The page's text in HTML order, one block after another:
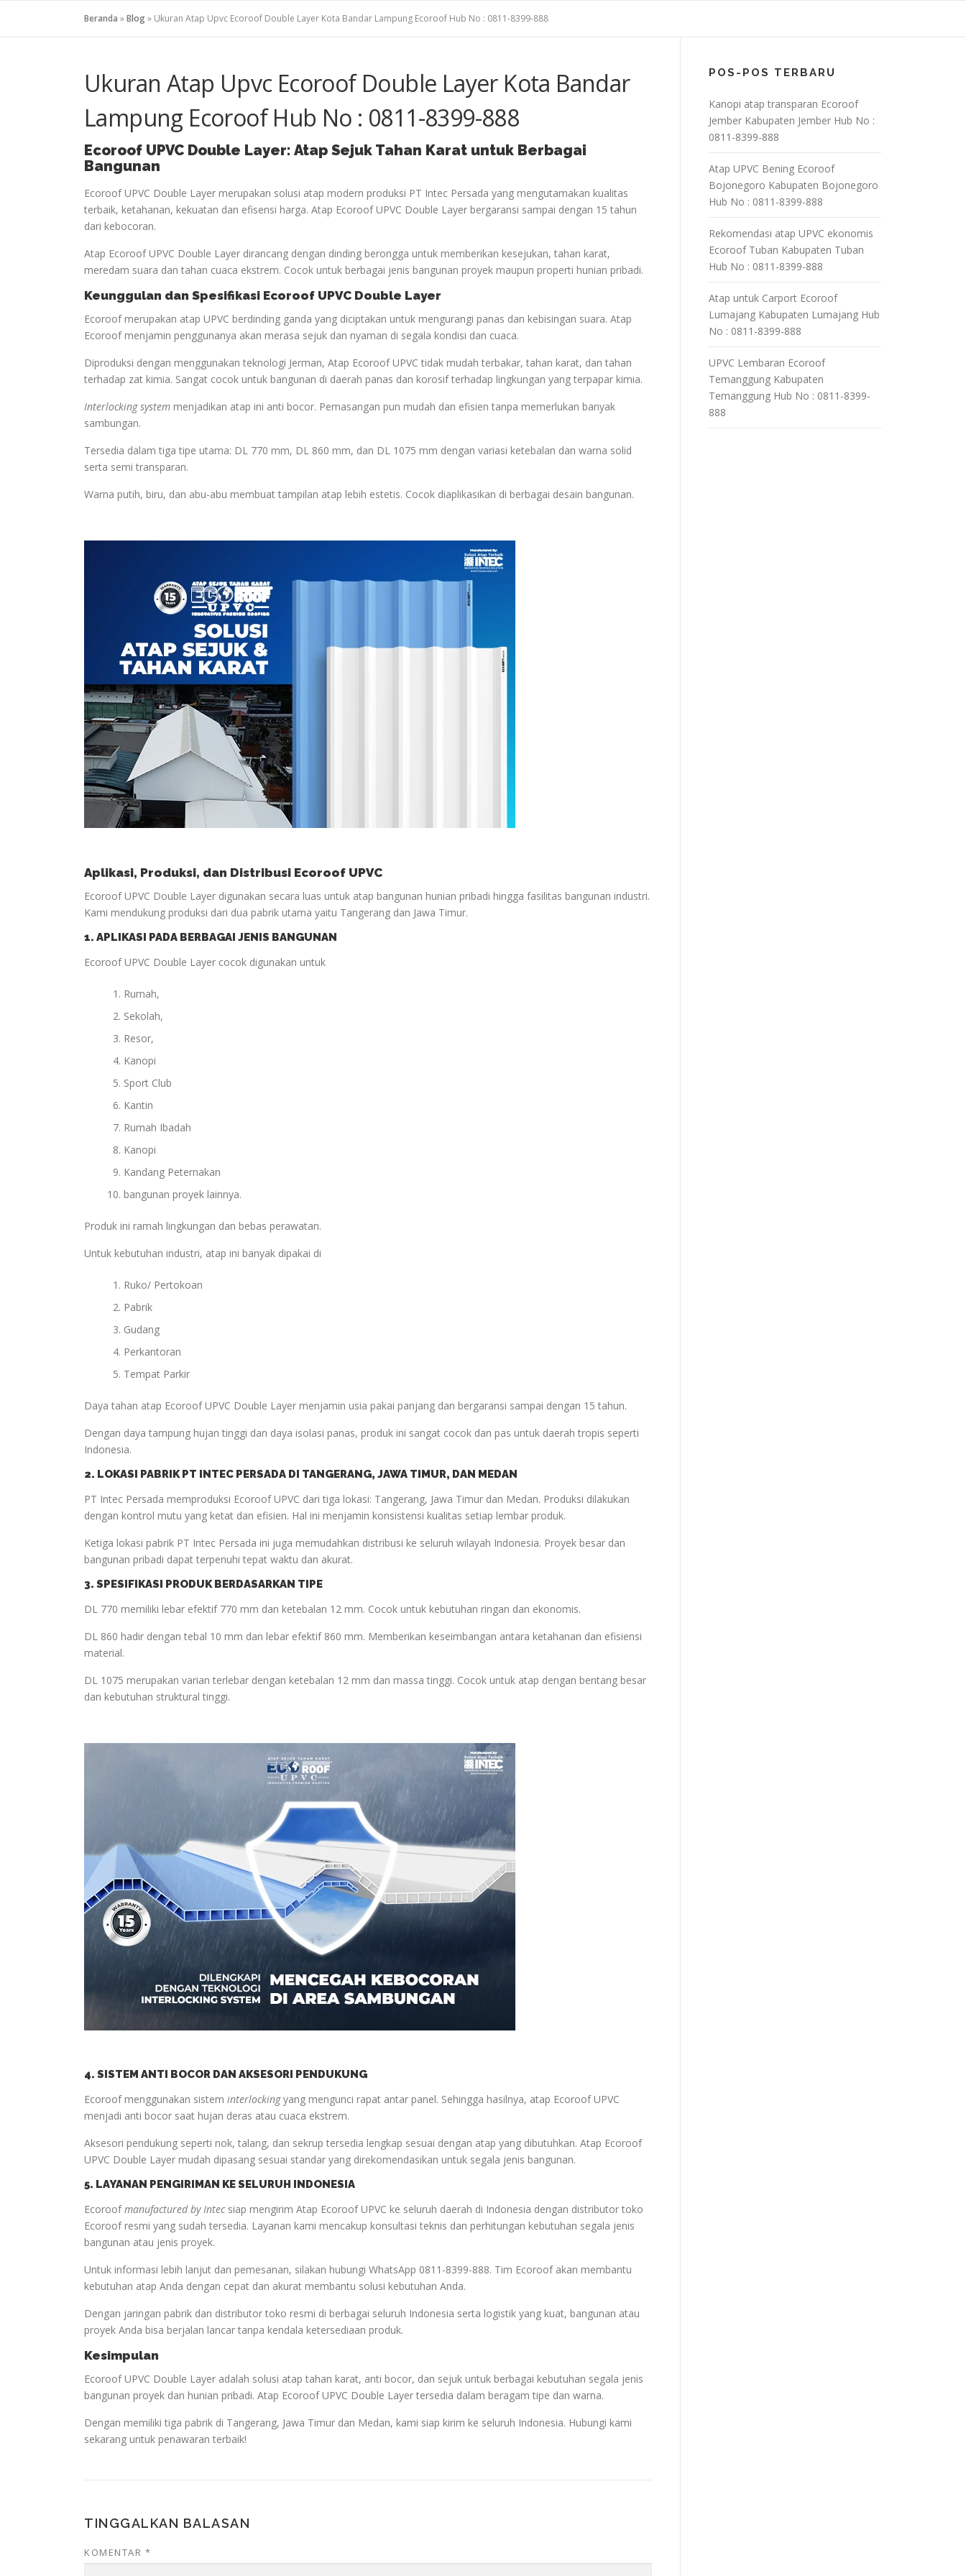
Beranda »Blog» Ukuran Atap Upvc Ecoroof Double Layer Kota Bandar Lampung Ecoroof Hub No : 0811-8399-888
Ukuran Atap Upvc Ecoroof Double Layer Kota Bandar
Lampung Ecoroof Hub No : 0811-8399-888
Ecoroof UPVC Double Layer: Atap Sejuk Tahan Karat untuk Berbagai
Bangunan
Ecoroof UPVC Double Layer merupakan solusi atap modern produksi PT Intec Persada yang mengutamakan kualitas
terbaik, ketahanan, kekuatan dan efisensi harga. Atap Ecoroof UPVC Double Layer bergaransi sampai dengan 15 tahun
dari kebocoran.
Atap Ecoroof UPVC Double Layer dirancang dengan dinding berongga untuk memberikan kesejukan, tahan karat,
meredam suara dan tahan cuaca ekstrem. Cocok untuk berbagai jenis bangunan proyek maupun properti hunian pribadi.
Keunggulan dan Spesifikasi Ecoroof UPVC Double Layer
Ecoroof merupakan atap UPVC berdinding ganda yang diciptakan untuk mengurangi panas dan kebisingan suara. Atap
Ecoroof menjamin penggunanya akan merasa sejuk dan nyaman di segala kondisi dan cuaca.
Diproduksi dengan menggunakan teknologi Jerman, Atap Ecoroof UPVC tidak mudah terbakar, tahan karat, dan tahan
terhadap zat kimia. Sangat cocok untuk bangunan di daerah panas dan korosif terhadap lingkungan yang terpapar kimia.
Interlocking system menjadikan atap ini anti bocor. Pemasangan pun mudah dan efisien tanpa memerlukan banyak
sambungan.
Tersedia dalam tiga tipe utama: DL 770 mm, DL 860 mm, dan DL 1075 mm dengan variasi ketebalan dan warna solid
serta semi transparan.
Warna putih, biru, dan abu-abu membuat tampilan atap lebih estetis. Cocok diaplikasikan di berbagai desain bangunan.
Aplikasi, Produksi, dan Distribusi Ecoroof UPVC
Ecoroof UPVC Double Layer digunakan secara luas untuk atap bangunan hunian pribadi hingga fasilitas bangunan industri.
Kami mendukung produksi dari dua pabrik utama yaitu Tangerang dan Jawa Timur.
1. APLIKASI PADA BERBAGAI JENIS BANGUNAN
Ecoroof UPVC Double Layer cocok digunakan untuk
Rumah,
Sekolah,
Resor,
Kanopi
Sport Club
Kantin
Rumah Ibadah
Kanopi
Kandang Peternakan
bangunan proyek lainnya.
Produk ini ramah lingkungan dan bebas perawatan.
Untuk kebutuhan industri, atap ini banyak dipakai di
Ruko/ Pertokoan
Pabrik
Gudang
Perkantoran
Tempat Parkir
Daya tahan atap Ecoroof UPVC Double Layer menjamin usia pakai panjang dan bergaransi sampai dengan 15 tahun.
Dengan daya tampung hujan tinggi dan daya isolasi panas, produk ini sangat cocok dan pas untuk daerah tropis seperti
Indonesia.
2. LOKASI PABRIK PT INTEC PERSADA DI TANGERANG, JAWA TIMUR, DAN MEDAN
PT Intec Persada memproduksi Ecoroof UPVC dari tiga lokasi: Tangerang, Jawa Timur dan Medan. Produksi dilakukan
dengan kontrol mutu yang ketat dan efisien. Hal ini menjamin konsistensi kualitas setiap lembar produk.
Ketiga lokasi pabrik PT Intec Persada ini juga memudahkan distribusi ke seluruh wilayah Indonesia. Proyek besar dan
bangunan pribadi dapat terpenuhi tepat waktu dan akurat.
3. SPESIFIKASI PRODUK BERDASARKAN TIPE
DL 770 memiliki lebar efektif 770 mm dan ketebalan 12 mm. Cocok untuk kebutuhan ringan dan ekonomis.
DL 860 hadir dengan tebal 10 mm dan lebar efektif 860 mm. Memberikan keseimbangan antara ketahanan dan efisiensi
material.
DL 1075 merupakan varian terlebar dengan ketebalan 12 mm dan massa tinggi. Cocok untuk atap dengan bentang besar
dan kebutuhan struktural tinggi.
4. SISTEM ANTI BOCOR DAN AKSESORI PENDUKUNG
Ecoroof menggunakan sistem interlockingyang mengunci rapat antar panel. Sehingga hasilnya, atap Ecoroof UPVC
menjadi anti bocor saat hujan deras atau cuaca ekstrem.
Aksesori pendukung seperti nok, talang, dan sekrup tersedia lengkap sesuai dengan atap yang dibutuhkan. Atap Ecoroof
UPVC Double Layer mudah dipasang sesuai standar yang direkomendasikan untuk segala jenis bangunan.
5. LAYANAN PENGIRIMAN KE SELURUH INDONESIA
Ecoroofmanufactured by Intecsiap mengirim Atap Ecoroof UPVC ke seluruh daerah di Indonesia dengan distributor toko
Ecoroof resmi yang sudah tersedia. Layanan kami mencakup konsultasi teknis dan perhitungan kebutuhan segala jenis
bangunan atau jenis proyek.
Untuk informasi lebih lanjut dan pemesanan, silakan hubungi WhatsApp 0811-8399-888. Tim Ecoroof akan membantu
kebutuhan atap Anda dengan cepat dan akurat membantu solusi kebutuhan Anda.
Dengan jaringan pabrik dan distributor toko resmi di berbagai seluruh Indonesia serta logistik yang kuat, bangunan atau
proyek Anda bisa berjalan lancar tanpa kendala ketersediaan produk.
Kesimpulan
Ecoroof UPVC Double Layer adalah solusi atap tahan karat, anti bocor, dan sejuk untuk berbagai kebutuhan segala jenis
bangunan proyek dan hunian pribadi. Atap Ecoroof UPVC Double Layer tersedia dalam beragam tipe dan warna.
Dengan memiliki tiga pabrik di Tangerang, Jawa Timur dan Medan, kami siap kirim ke seluruh Indonesia. Hubungi kami
sekarang untuk penawaran terbaik!
TINGGALKAN BALASAN
KOMENTAR *
POS-POS TERBARU
Kanopi atap transparan Ecoroof
Jember Kabupaten Jember Hub No :
0811-8399-888
Atap UPVC Bening Ecoroof
Bojonegoro Kabupaten Bojonegoro
Hub No : 0811-8399-888
Rekomendasi atap UPVC ekonomis
Ecoroof Tuban Kabupaten Tuban
Hub No : 0811-8399-888
Atap untuk Carport Ecoroof
Lumajang Kabupaten Lumajang Hub
No : 0811-8399-888
UPVC Lembaran Ecoroof
Temanggung Kabupaten
Temanggung Hub No : 0811-8399-
888